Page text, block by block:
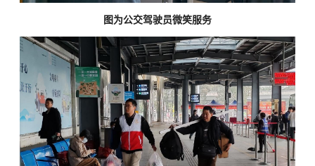
图为公交驾驶员微笑服务